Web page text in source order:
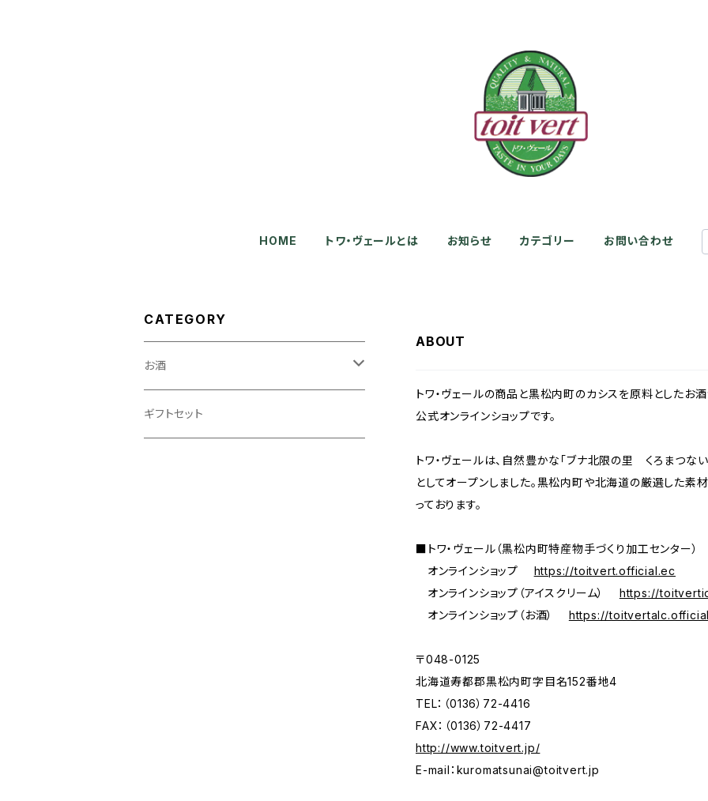
HOME トワ・ヴェールとは お知らせ カテゴリー お問い合わせ
ABOUT
トワ・ヴェールの商品と黒松内町のカシスを原料としたお
公式オンラインショップです。
トワ・ヴェールは、自然豊かな「ブナ北限の里 くろまつな
としてオープンしました。黒松内町や北海道の厳選した素
っております。
■トワ・ヴェール（黒松内町特産物手づくり加工センター）
オンラインショップ https://toitvert.official.ec
オンラインショップ（アイスクリーム） https://
オンラインショップ（お酒） https://
〒048-0125
北海道寿都郡黒松内町字目名152番地4
TEL：（0136）72-4416
FAX：（0136）72-4417
http://www.toitvert.jp/
E-mail： kuromatsunai@toitvert.jp
CATEGORY
お酒
リキュール
ギフトセット